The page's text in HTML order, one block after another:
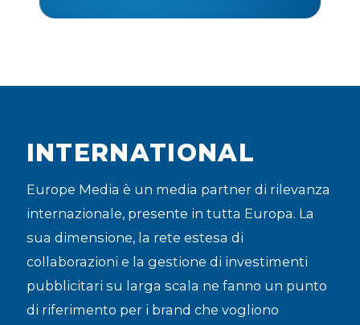
INTERNATIONAL
Europe Media è un media partner di rilevanza
internazionale, presente in tutta Europa. La
sua dimensione, la rete estesa di
collaborazioni e la gestione di investimenti
pubblicitari su larga scala ne fanno un punto
di riferimento per i brand che vogliono